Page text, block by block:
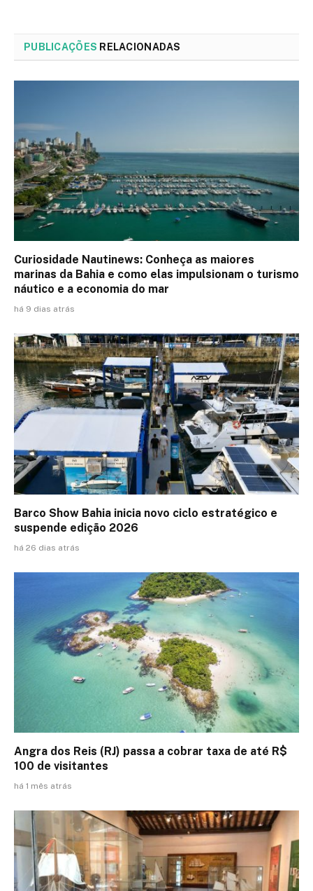
PUBLICAÇÕES RELACIONADAS
Curiosidade Nautinews: Conheça as maiores
marinas da Bahia e como elas impulsionam o turismo
náutico e a economia do mar
há 9 dias atrás
Barco Show Bahia inicia novo ciclo estratégico e
suspende edição 2026
há 26 dias atrás
Angra dos Reis (RJ) passa a cobrar taxa de até R$
100 de visitantes
há 1 mês atrás